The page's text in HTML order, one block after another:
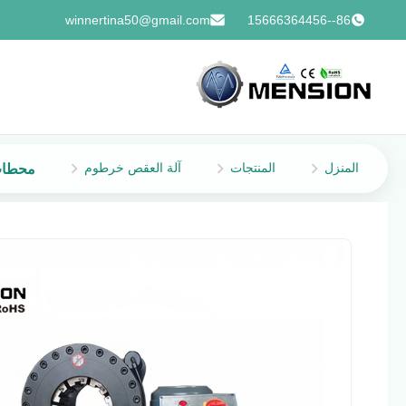
86--15666364456
winnertina50@gmail.com
المنزل المنتجات آلة العقص خرطوم